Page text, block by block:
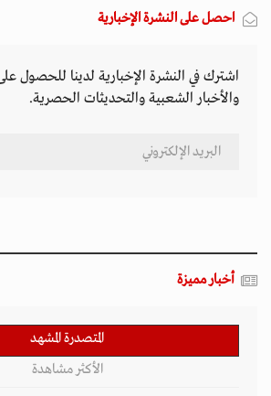
احصل على النشرة الإخبارية
اشترك في النشرة الإخبارية لدينا للحصول
والأخبار الشعبية والتحديثات الحصرية.
أخبار مميزة
المتصدرة المشهد
الأكثر مشاهدة